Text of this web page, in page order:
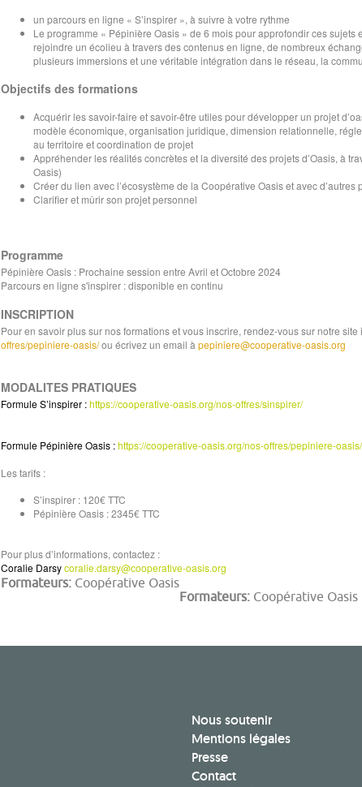
un parcours en ligne « S’inspirer », à suivre à votre rythme
Le programme « Pépinière Oasis » de 6 mois pour approfondir ces sujets
rejoindre un écolieu à travers des contenus en ligne, de nombreux
plusieurs immersions et une véritable intégration dans le réseau, la
Objectifs des formations
Acquérir les savoir-faire et savoir-être utiles pour développer un projet
modèle économique, organisation juridique, dimension relationnelle,
au territoire et coordination de projet
Appréhender les réalités concrètes et la diversité des projets d’Oasis, à
Oasis)
Créer du lien avec l’écosystème de la Coopérative Oasis et avec d’autres
Clarifier et mûrir son projet personnel
Programme
Pépinière Oasis : Prochaine session entre Avril et Octobre 2024
Parcours en ligne s'inspirer : disponible en continu
INSCRIPTION
Pour en savoir plus sur nos formations et vous inscrire, rendez-vous sur notre site
offres/pepiniere-oasis/ou écrivez un email à pepiniere@cooperative-oasis.org
MODALITES PRATIQUES
Formule S’inspirer :https://cooperative-oasis.org/nos-offres/sinspirer/
Formule Pépinière Oasis :https://cooperative-oasis.org/nos-offres/pepiniere-oasis/
Les tarifs :
S’inspirer : 120€ TTC
Pépinière Oasis : 2345€ TTC
Pour plus d’informations, contactez :
Coralie Darsycoralie.darsy@cooperative-oasis.org
Formateurs: Coopérative Oasis
Formateurs: Coopérative Oasis
Nous soutenir
Mentions légales
Presse
Contact